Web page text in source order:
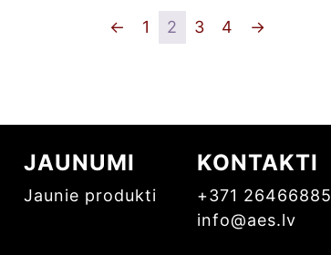
← 1 2 3 4 →
JAUNUMI
Jaunie produkti
KONTAKTI
+371 26466885
info@aes.lv